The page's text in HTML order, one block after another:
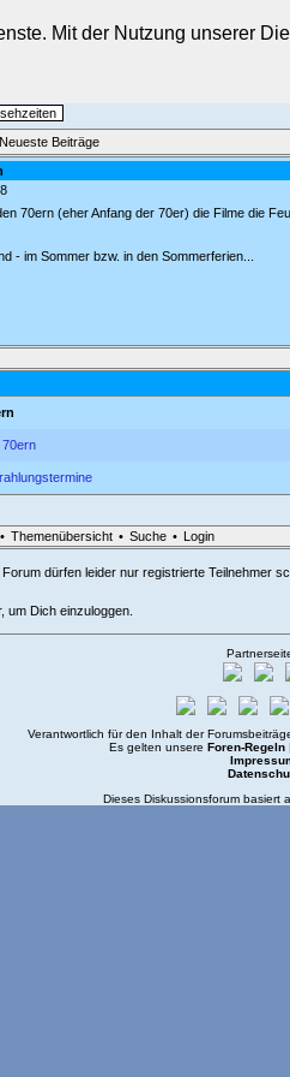
Mit der Nutzung unserer
Neueste Beiträge
70ern (eher Anfang der 70er) die Filme die
- im Sommer bzw. in den Sommerferien...
70ern
• Themenübersicht • Suche • Login
Forum dürfen leider nur registrierte Teilnehmer
um Dich einzuloggen.
Verantwortlich für den Inhalt der
Es gelten unsere Foren-Regeln
Dieses Diskussionsforum basiert